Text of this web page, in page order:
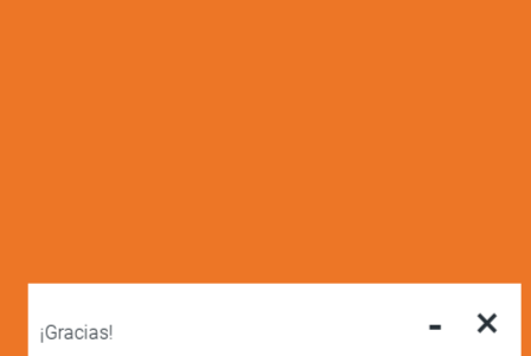
- ×
¡Gracias!